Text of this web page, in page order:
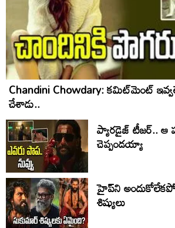
Chandini Chowdary: కమిట్‌మెంట్
చేశాడు..
ప్యారడైజ్ టీజర్..
చెప్పండయ్యా
హైప్‌ని
శిష్యులు